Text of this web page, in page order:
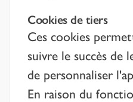
Cookies de tiers
Ces cookies
suivre le succès de
de personnaliser
En raison du